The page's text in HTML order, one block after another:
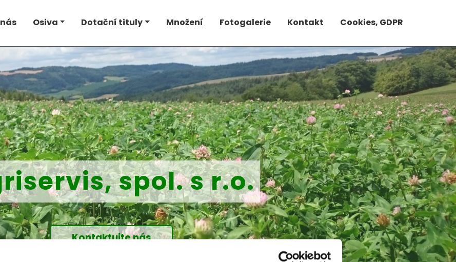
Osiva Dotační tituly Množení Fotogalerie Kontakt Cookies, GDPR
spol. s r.o.
Kontaktujte nás